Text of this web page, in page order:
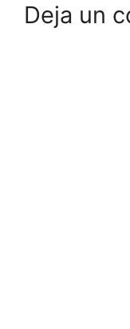
Deja un